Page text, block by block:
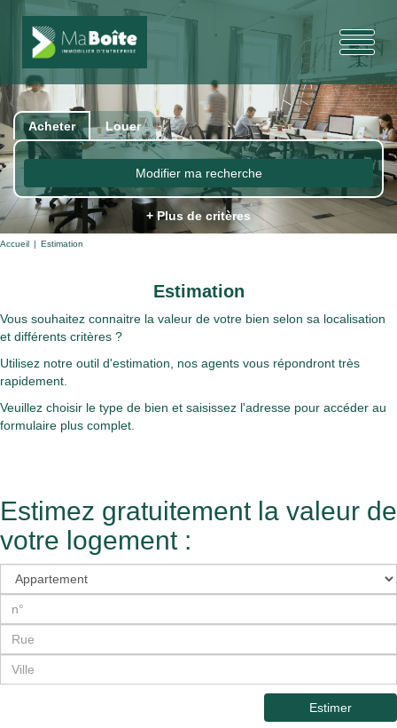
Acheter Louer
Modifier ma recherche
+ Plus de critères
Accueil Estimation
Estimation
Vous souhaitez connaitre la valeur de votre bien selon sa localisation
et différents critères ?
Utilisez notre outil d'estimation, nos agents vous répondront très
rapidement.
Veuillez choisir le type de bien et saisissez l'adresse pour accéder au
formulaire plus complet.
Estimez gratuitement la valeur de
votre logement :
Estimer